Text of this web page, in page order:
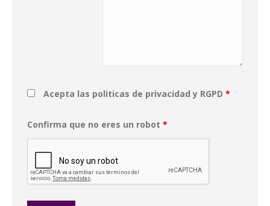
Acepta las politicas de privacidad y RGPD *
Confirma que no eres un robot *